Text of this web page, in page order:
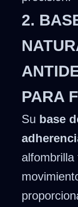
2.
PARA
Su base
alfombrilla